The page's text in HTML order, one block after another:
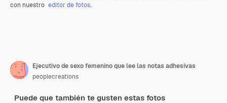
con nuestro editor de fotos.
Ejecutivo de sexo femenino que lee las notas adhesivas
peoplecreations
Puede que también te gusten estas fotos